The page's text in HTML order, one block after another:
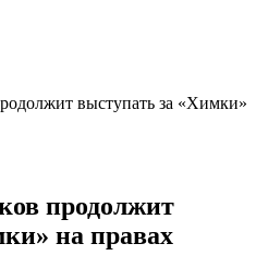
выступать за «Химки»
продолжит
на правах